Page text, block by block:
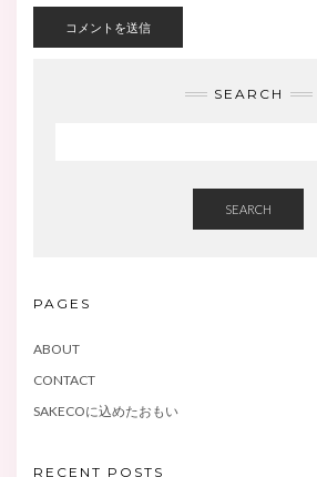
SEARCH
SEARCH
PAGES
ABOUT
CONTACT
SAKECOに込めたおもい
RECENT POSTS